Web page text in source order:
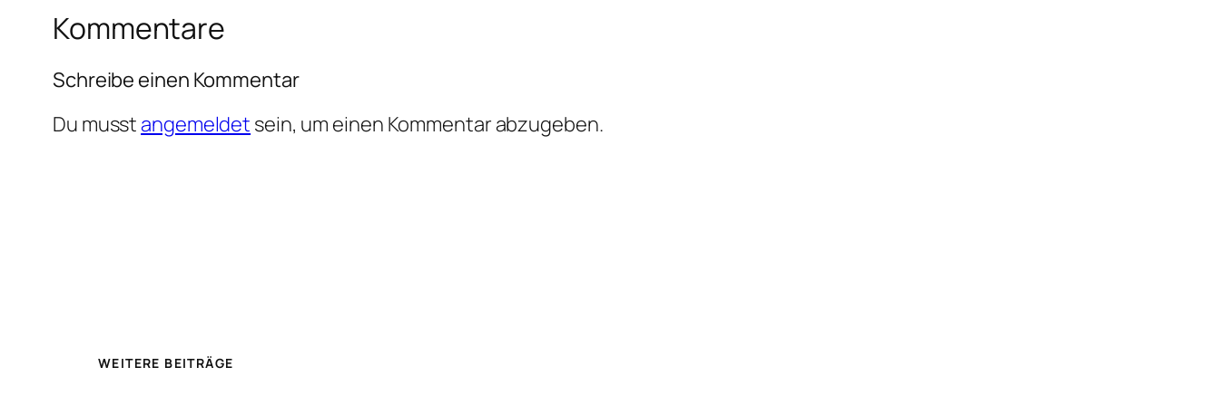
Kommentare
Schreibe einen Kommentar
Du musst angemeldet sein, um einen Kommentar abzugeben.
WEITERE BEITRÄGE